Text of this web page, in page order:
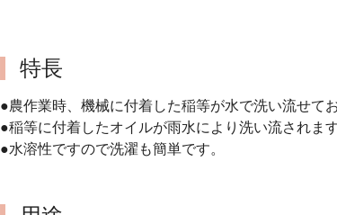
特長
●農作業時、機械に付着した稲等が水で洗い流せて
●稲等に付着したオイルが雨水により洗い流されま
●水溶性ですので洗濯も簡単です。